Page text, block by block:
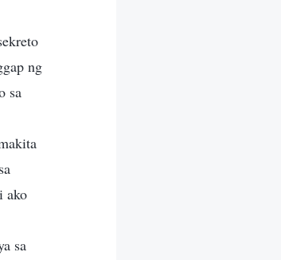
ng
sa
ako
sa